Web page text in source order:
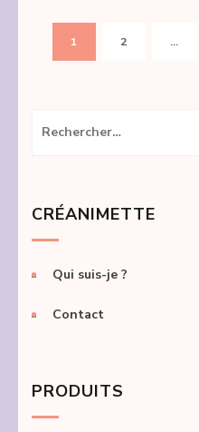
Pagination
des
PAGE
1 PAGE
2 …
Rechercher :
CRÉANIMETTE
Qui suis-je ?
Contact
PRODUITS